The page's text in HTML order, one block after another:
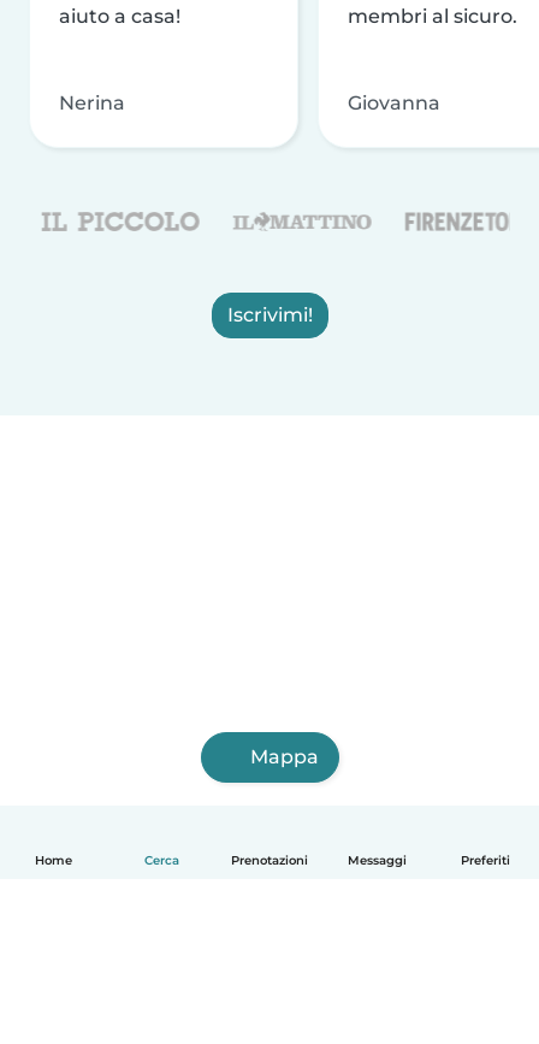
Home Cerca Prenotazioni Messaggi Preferiti
aiuto a casa!
Nerina
membri al sicuro.
Giovanna
Iscrivimi!
Mappa